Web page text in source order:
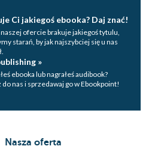
Ci jakiegoś ebooka? Daj znać!
naszej ofercie brakuje jakiegoś tytulu,
starań, by jak najszybciej się u nas
»
ebooka lub nagrałeś audibook?
do nas i sprzedawaj go w Ebookpoint!
Nasza oferta